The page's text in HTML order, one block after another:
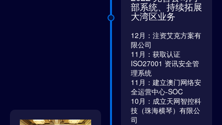
部系统、持续拓展
大湾区业务
12月：注资艾克方案有
限公司
11月：获取认证
ISO27001 资讯安全管
理系统
11月：建立澳门网络安
全运营中心-SOC
10月：成立天网智控科
技（珠海横琴）有限公
司